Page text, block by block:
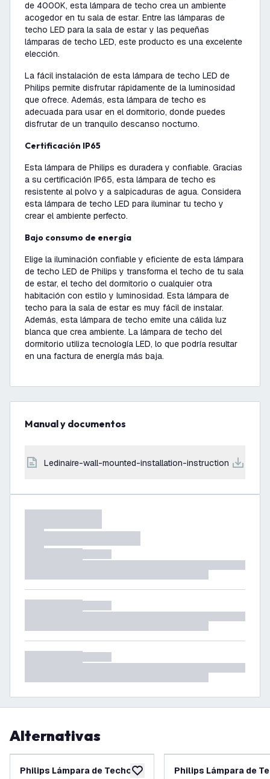
de 4000K, esta lámpara de techo crea un ambiente
acogedor en tu sala de estar. Entre las lámparas de
techo LED para la sala de estar y las pequeñas
lámparas de techo LED, este producto es una excelente
elección.
La fácil instalación de esta lámpara de techo LED de
Philips permite disfrutar rápidamente de la luminosidad
que ofrece. Además, esta lámpara de techo es
adecuada para usar en el dormitorio, donde puedes
disfrutar de un tranquilo descanso nocturno.
Certificación IP65
Esta lámpara de Philips es duradera y confiable. Gracias
a su certificación IP65, esta lámpara de techo es
resistente al polvo y a salpicaduras de agua. Considera
esta lámpara de techo LED para iluminar tu techo y
crear el ambiente perfecto.
Bajo consumo de energía
Elige la iluminación confiable y eficiente de esta lámpara
de techo LED de Philips y transforma el techo de tu sala
de estar, el techo del dormitorio o cualquier otra
habitación con estilo y luminosidad. Esta lámpara de
techo para la sala de estar es muy fácil de instalar.
Además, esta lámpara de techo emite una cálida luz
blanca que crea ambiente. La lámpara de techo del
dormitorio utiliza tecnología LED, lo que podría resultar
en una factura de energía más baja.
Manual y documentos
ledinaire-wall-mounted-installation-instruction
Alternativas
añadir a lista de deseos
Philips Lámpara de Techo
Philips Lámpara de